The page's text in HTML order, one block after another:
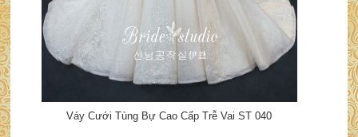
Váy Cưới Tùng Bự Cao Cấp Trễ Vai ST 040